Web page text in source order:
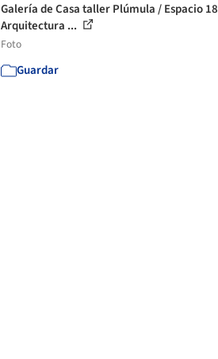
Galería de Casa taller Plúmula / Espacio 18
Arquitectura ...
Foto
Guardar